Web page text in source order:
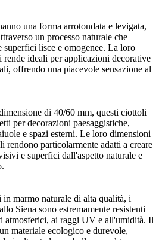
una forma arrotondata e levigata,
un processo naturale che
superfici lisce e omogenee. La loro
rende ideali per applicazioni decorative
offrendo una piacevole sensazione al
di 40/60 mm, questi ciottoli
per decorazioni paesaggistiche,
e spazi esterni. Le loro dimensioni
rendono particolarmente adatti a creare
e superfici dall'aspetto naturale e
in marmo naturale di alta qualità, i
Siena sono estremamente resistenti
atmosferici, ai raggi UV e all'umidità. Il
materiale ecologico e durevole,